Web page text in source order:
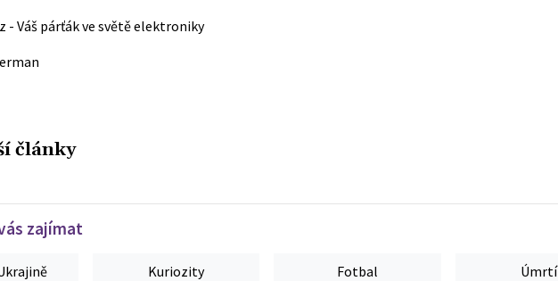
- Váš párťák ve světě elektroniky
články
zajímat
Kuriozity Fotbal Úmrtí